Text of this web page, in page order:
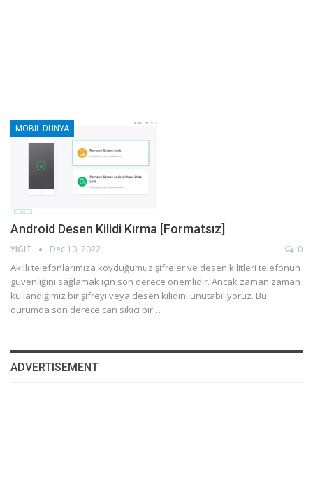
MOBIL DÜNYA
Android Desen Kilidi Kırma [Formatsız]
YIĞIT Dec 10, 2022 0
Akıllı telefonlarımıza koyduğumuz şifreler ve desen kilitleri telefonun
güvenliğini sağlamak için son derece önemlidir. Ancak zaman zaman
kullandığımız bir şifreyi veya desen kilidini unutabiliyoruz. Bu
durumda son derece can sıkıcı bir…
ADVERTISEMENT